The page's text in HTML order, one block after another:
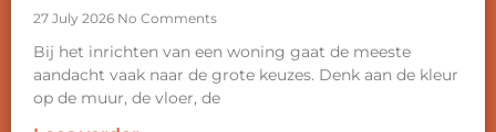
27 July 2026 No Comments
Bij het inrichten van een woning gaat de meeste
aandacht vaak naar de grote keuzes. Denk aan de kleur
op de muur, de vloer, de